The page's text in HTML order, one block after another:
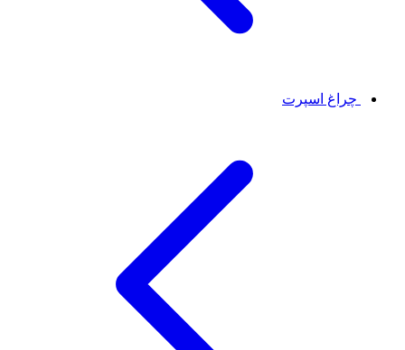
چراغ اسپرت